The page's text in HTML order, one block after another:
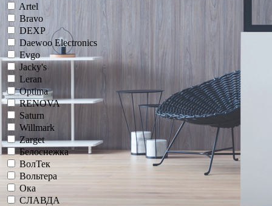
Artel
Bravo
DEXP
Daewoo Electronics
Evgo
Jacky's
Leran
Optima
RENOVA
Saturn
Willmark
Zarget
Белоснежка
ВолТек
Вольтера
Ока
СЛАВДА